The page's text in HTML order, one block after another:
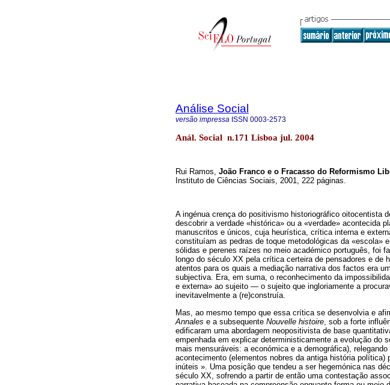
Análise Social
versão impressa ISSN 0003-2573
Anál. Social n.171 Lisboa jul. 2004
Rui Ramos, João Franco e o Fracasso do Reformismo
Instituto de Ciências Sociais, 2001, 222 páginas.
A ingénua crença do positivismo historiográfico oitocentista
descobrir a verdade «histórica» ou a «verdade» acontecida
manuscritos e únicos, cuja heurística, crítica interna e
constituíam as pedras de toque metodológicas da «escola»
sólidas e perenes raízes no meio académico português, foi
longo do século XX pela crítica certeira de pensadores e de
atentos para os quais a mediação narrativa dos factos era
subjectiva. Era, em suma, o reconhecimento da
e externa» ao sujeito — o sujeito que ingloriamente a
inevitavelmente a (re)construía.
Mas, ao mesmo tempo que essa crítica se desenvolvia e
Annales e a subsequente Nouvelle histoire , sob a forte
edificaram uma abordagem neopositivista de base
empenhada em explicar deterministicamente a evolução do
mais mensuráveis: a económica e a demográfica),
acontecimento (elementos nobres da antiga história política)
inúteis ». Uma posição que tendeu a ser hegemónica nas
século XX, sofrendo a partir de então uma contestação